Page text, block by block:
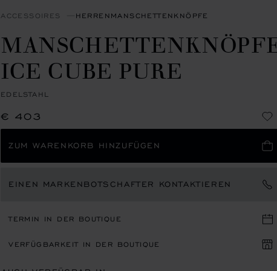
ACCESSOIRES HERRENMANSCHETTENKNÖPFE
ICE CUBE PURE
EDELSTAHL
€ 403
ZUM WARENKORB HINZUFÜGEN
EINEN MARKENBOTSCHAFTER KONTAKTIEREN
TERMIN IN DER BOUTIQUE
VERFÜGBARKEIT IN DER BOUTIQUE